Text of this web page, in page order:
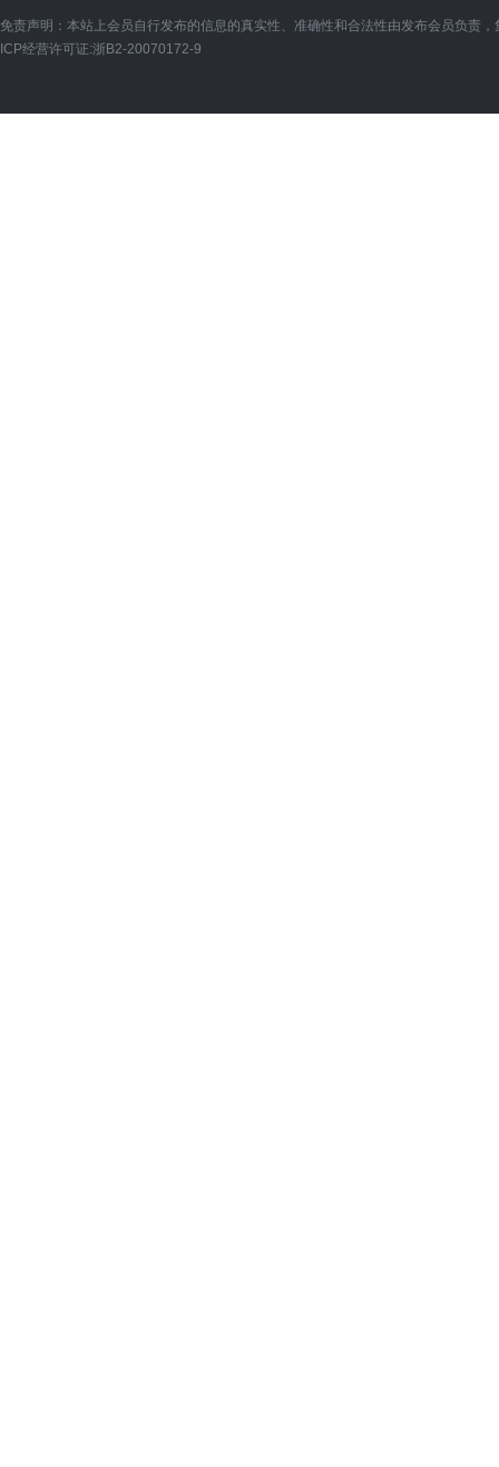
免责声明：本站上会员自行发布的信息的真实性、准确性和合法性由发布会员负责
ICP经营许可证:浙B2-20070172-9